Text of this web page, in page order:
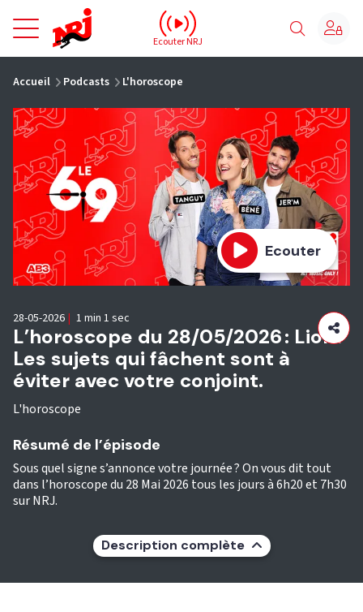
NRJ - Accueil
Ecouter NRJ
Accueil Podcasts L'horoscope
Ecouter
L’horoscope du 28/05/2026 : Lion :
Les sujets qui fâchent sont à
éviter avec votre conjoint.
L'horoscope
28-05-2026 | 1 min 1 sec
Résumé de l’épisode
Sous quel signe s’annonce votre journée ? On vous dit tout
dans l’horoscope du 28 Mai 2026 tous les jours à 6h20 et 7h30
sur NRJ.
Description complète